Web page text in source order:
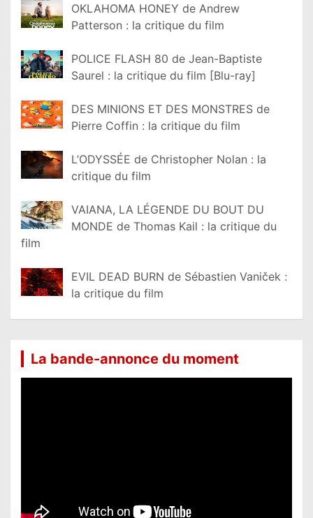
OKLAHOMA HONEY de Andrew
Patterson : la critique du film
POLICE FLASH 80 de Jean-Baptiste
Saurel : la critique du film [Blu-ray]
DES MINIONS ET DES MONSTRES de
Pierre Coffin : la critique du film
L’ODYSSÉE de Christopher Nolan : la
critique du film
VAIANA, LA LÉGENDE DU BOUT DU
MONDE de Thomas Kail : la critique du
film
EVIL DEAD BURN de Sébastien Vaniček :
la critique du film
La bande-annonce du moment